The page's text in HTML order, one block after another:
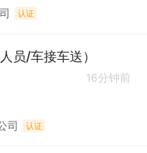
认证
员/车接车送）
16分钟前
司 认证